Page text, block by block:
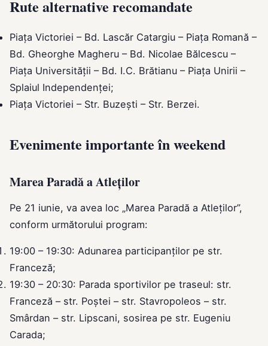
Rute alternative recomandate
Piața Victoriei – Bd. Lascăr Catargiu – Piața Romană –
Bd. Gheorghe Magheru – Bd. Nicolae Bălcescu –
Piața Universității – Bd. I.C. Brătianu – Piața Unirii –
Splaiul Independenței;
Piața Victoriei – Str. Buzești – Str. Berzei.
Evenimente importante în weekend
Marea Paradă a Atleților
Pe 21 iunie, va avea loc „Marea Paradă a Atleților”,
conform următorului program:
19:00 – 19:30: Adunarea participanților pe str.
Franceză;
19:30 – 20:30: Parada sportivilor pe traseul: str.
Franceză – str. Poștei – str. Stavropoleos – str.
Smârdan – str. Lipscani, sosirea pe str. Eugeniu
Carada;